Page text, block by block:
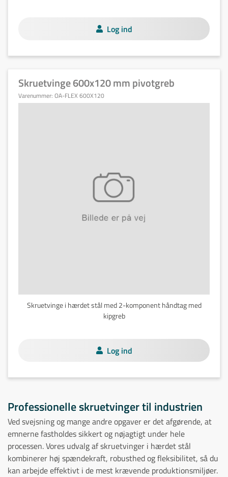
Log ind
Skruetvinge 600x120 mm pivotgreb
Varenummer: OA-FLEX 600X120
Skruetvinge i hærdet stål med 2-komponent håndtag med
kipgreb
Log ind
Professionelle skruetvinger til industrien
Ved svejsning og mange andre opgaver er det afgørende, at
emnerne fastholdes sikkert og nøjagtigt under hele
processen. Vores udvalg af skruetvinger i hærdet stål
kombinerer høj spændekraft, robusthed og fleksibilitet, så du
kan arbejde effektivt i de mest krævende produktionsmiljøer.